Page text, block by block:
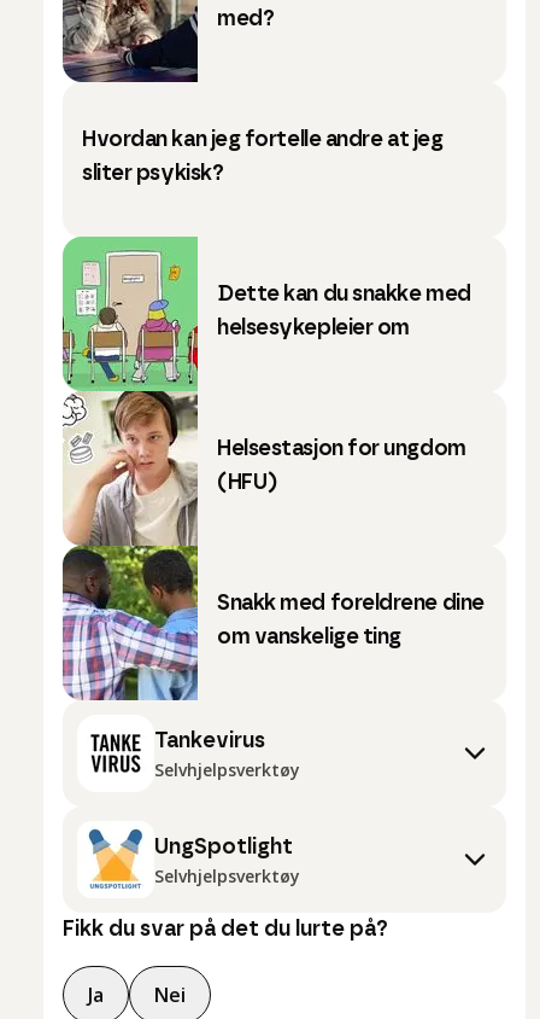
med?
Hvordan kan jeg fortelle andre at jeg
sliter psykisk?
Dette kan du snakke med
helsesykepleier om
Helsestasjon for ungdom
(HFU)
Snakk med foreldrene dine
om vanskelige ting
Tankevirus
Selvhjelpsverktøy
UngSpotlight
Selvhjelpsverktøy
Fikk du svar på det du lurte på?
Ja Nei